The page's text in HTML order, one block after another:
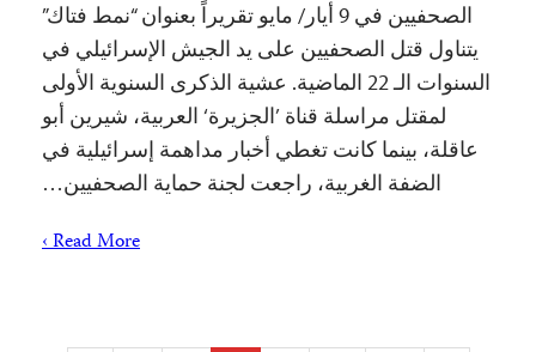
الصحفيين في 9 أيار/ مايو تقريراً بعنوان “نمط فتاك”
يتناول قتل الصحفيين على يد الجيش الإسرائيلي في
السنوات الـ 22 الماضية. عشية الذكرى السنوية الأولى
لمقتل مراسلة قناة ’الجزيرة‘ العربية، شيرين أبو
عاقلة، بينما كانت تغطي أخبار مداهمة إسرائيلية في
الضفة الغربية، راجعت لجنة حماية الصحفيين…
Read More ›